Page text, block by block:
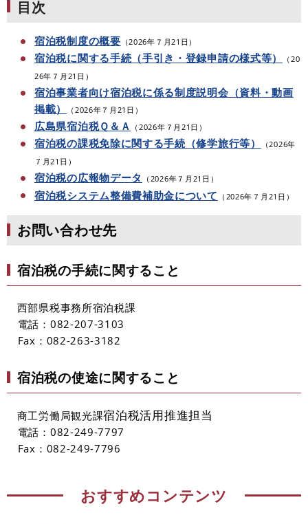
目次
宿泊税制度の概要 （2026年７月21日）​
宿泊税に関する手続（手引き・登録申請の様式等）
（20
26年７月21日）
宿泊事業者向け宿泊税に係る制度説明会（資料・動画
掲載）
（2026年７月21日）
広島県宿泊税Ｑ＆Ａ （2026年７月21日）
宿泊税の課税免除に関する手続（修学旅行等）
（2026年
７月21日）
宿泊税の広報物データ （2026年７月21日）​
宿泊税システム整備費補助金について （2026年７月21日）​​
お問い合わせ先
​宿泊税の手続に関すること
​西部県税事務所宿泊税課
​ 電話：082-207-3103
Fax：082-263-3182
宿泊税の使途に関すること
商工労働局観光課宿泊税活用推進担当
電話：082-249-7797
Fax：082-249-7796
おすすめコンテンツ